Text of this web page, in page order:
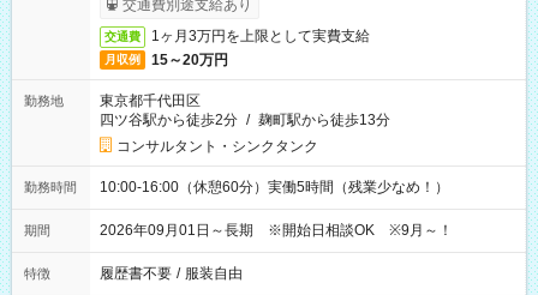
交通費別途支給あり
交通費 1ヶ月3万円を上限として実費支給
月収例 15～20万円
勤務地
東京都千代田区
四ツ谷駅から徒歩2分 / 麹町駅から徒歩13分
コンサルタント・シンクタンク
勤務時間 10:00-16:00（休憩60分）実働5時間（残業少なめ！）
期間 2026年09月01日～長期 ※開始日相談OK ※9月～！
特徴 履歴書不要 / 服装自由